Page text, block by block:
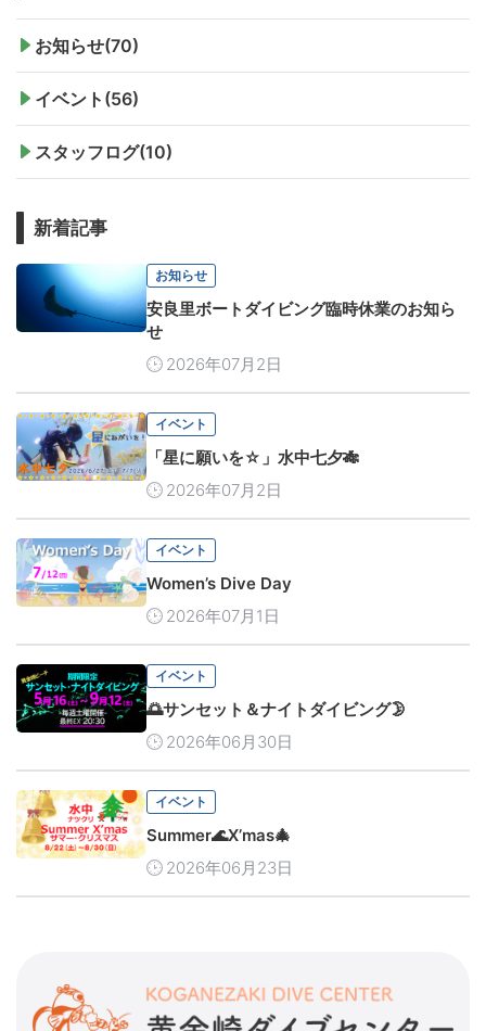
お知らせ(70)
イベント(56)
スタッフログ(10)
新着記事
お知らせ
安良里ボートダイビング臨時休業のお知ら
せ
2026年07月2日
イベント
「星に願いを☆」水中七夕🎋
2026年07月2日
イベント
Women’s Dive Day
2026年07月1日
イベント
🌅サンセット＆ナイトダイビング🌛
2026年06月30日
イベント
Summer🌊X’mas🎄
2026年06月23日